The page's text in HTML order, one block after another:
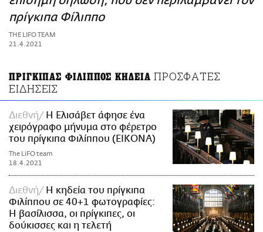
ΑΜΠΑ
PRINT
πρίγκιπα Φίλιππο
THE LIFO TEAM
21.4.2021
ΠΡΙΓΚΙΠΑΣ ΦΙΛΙΠΠΟΣ ΚΗΔΕΙΑ ΠΡΟΣΦΑΤΕΣ
ΕΙΔΗΣΕΙΣ
Διεθνή
Η Ελισάβετ άφησε ένα
χειρόγραφο μήνυμα στο φέρετρο
του πρίγκιπα Φιλίππου (EIKONA)
The LiFO team
18.4.2021
Διεθνή
Η κηδεία του πρίγκιπα
Φιλίππου σε 40+1 φωτογραφίες:
Η βασίλισσα, οι πρίγκιπες, οι
δούκισσες και η τελετή